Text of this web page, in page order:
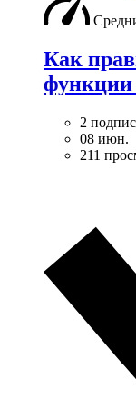
Как
функции
2
08 июн.
211